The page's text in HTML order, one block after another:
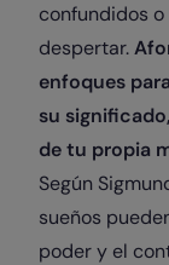
confundidos
despertar.
enfoques
su
de tu propia
Según
sueños
poder y el